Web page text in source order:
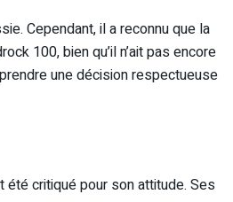
Cependant, il a reconnu que la
100, bien qu’il n’ait pas encore
une décision respectueuse
été critiqué pour son attitude. Ses